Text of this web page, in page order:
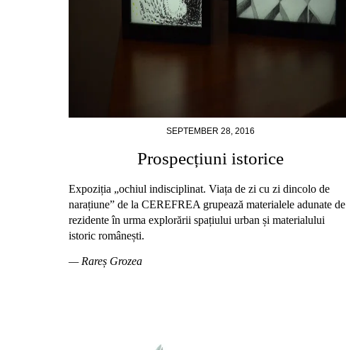
SEPTEMBER 28, 2016
Prospecțiuni istorice
Expoziția „ochiul indisciplinat. Viața de zi cu zi dincolo de
narațiune” de la CEREFREA grupează materialele adunate de
rezidente în urma explorării spațiului urban și materialului
istoric românești.
— Rareș Grozea